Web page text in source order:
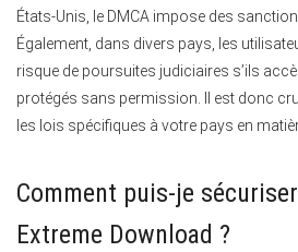
États-Unis, le DMCA impose des
Également, dans divers pays, les
risque de poursuites judiciaires s’ils
protégés sans permission. Il est donc
les lois spécifiques à votre pays en
Comment puis-je
Extreme Download ?